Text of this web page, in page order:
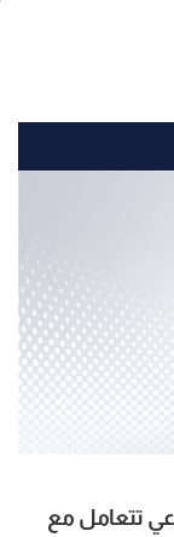
تتعامل مع